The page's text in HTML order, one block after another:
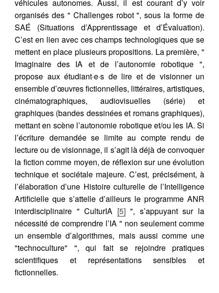
véhicules autonomes. Aussi, il est courant d’y voir
organisés des " Challenges robot ", sous la forme de
SAÉ (Situations d’Apprentissage et d’Évaluation).
C’est en lien avec ces champs technologiques que se
mettent en place plusieurs propositions. La première, "
Imaginaire des IA et de l’autonomie robotique ",
propose aux étudiant·e·s de lire et de visionner un
ensemble d’œuvres fictionnelles, littéraires, artistiques,
cinématographiques, audiovisuelles (série) et
graphiques (bandes dessinées et romans graphiques),
mettant en scène l’autonomie robotique et/ou les IA. Si
l’écriture demandée se limite au compte rendu de
lecture ou de visionnage, il s’agit là déjà de convoquer
la fiction comme moyen, de réflexion sur une évolution
technique et sociétale majeure. C’est, précisément, à
l’élaboration d’une Histoire culturelle de l’Intelligence
Artificielle que s’attelle d’ailleurs le programme ANR
interdisciplinaire " CulturIA [5]", s’appuyant sur la
nécessité de comprendre l’IA " non seulement comme
un ensemble d’algorithmes, mais aussi comme une
"technoculture" ", qui fait se rejoindre pratiques
scientifiques et représentations sensibles et
fictionnelles.